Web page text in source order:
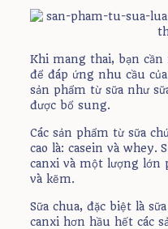
Khi mang thai, bạn
để đáp ứng nhu cầu
sản phẩm từ sữa như
được bổ sung.
Các sản phẩm từ sữa
cao là: casein và whey.
canxi và một lượng lớn
và kẽm.
Sữa chua, đặc biệt là
canxi hơn hầu hết các